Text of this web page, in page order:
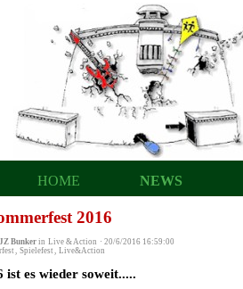
HOME NEWS
2016
JZ Bunker in Live & Action · 20/6/2016 16:59:00
, Spielefest , Live&Action
ist es wieder soweit.....